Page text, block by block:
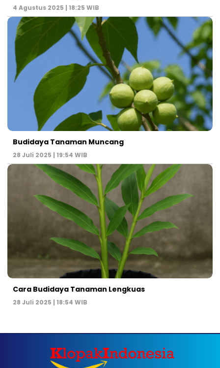
4 Agustus 2025 | 18:25 WIB
Budidaya Tanaman Muncang
28 Juli 2025 | 19:54 WIB
Cara Budidaya Tanaman Lengkuas
28 Juli 2025 | 18:54 WIB